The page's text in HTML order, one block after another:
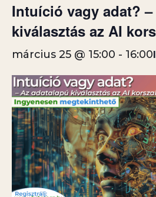
Intuíció vagy adat?
kiválasztás az AI
március 25 @ 15:00 - 16:00